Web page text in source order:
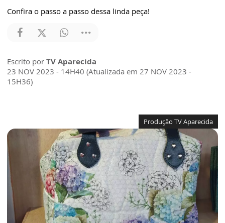
Confira o passo a passo dessa linda peça!
Escrito por TV Aparecida
23 NOV 2023 - 14H40 (Atualizada em 27 NOV 2023 -
15H36)
Produção TV Aparecida